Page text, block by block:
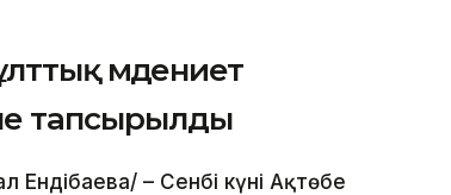
мәдениет
тапсырылды
Ендібаева/ – Сенбі күні Ақтөбе